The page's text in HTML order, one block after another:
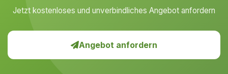
Jetzt kostenloses und unverbindliches Angebot anfordern
Angebot anfordern